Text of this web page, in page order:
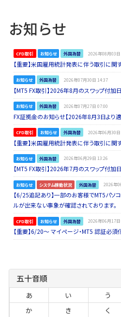
お知らせ
CFD取引 お知らせ 外国為替 2026年08月03日
【重要】米国雇用統計発表に伴う取引に関
お知らせ 外国為替 2026年07月30日 14:37
【MT5 FX取引】2026年8月のスワップ付
お知らせ 外国為替 2026年07月27日 07:00
FX証拠金のお知らせ【2026年8月3日より適
CFD取引 お知らせ 外国為替 2026年06月30日
【重要】米国雇用統計発表に伴う取引に関
お知らせ 外国為替 2026年06月29日 13:26
【MT5 FX取引】2026年7月のスワップ付
お知らせ システム稼動状況 外国為替 2026年
【6/25追記あり】一部のお客様でMT5パソ
ルが出来ない事象が確認されております。
CFD取引 お知らせ 外国為替 2026年06月17
【重要】6/20～ マイページ・MT5 認証必
五十音順
あ い う
か
き く